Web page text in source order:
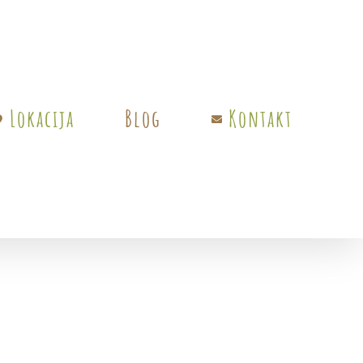
Lokacija Blog Kontakt